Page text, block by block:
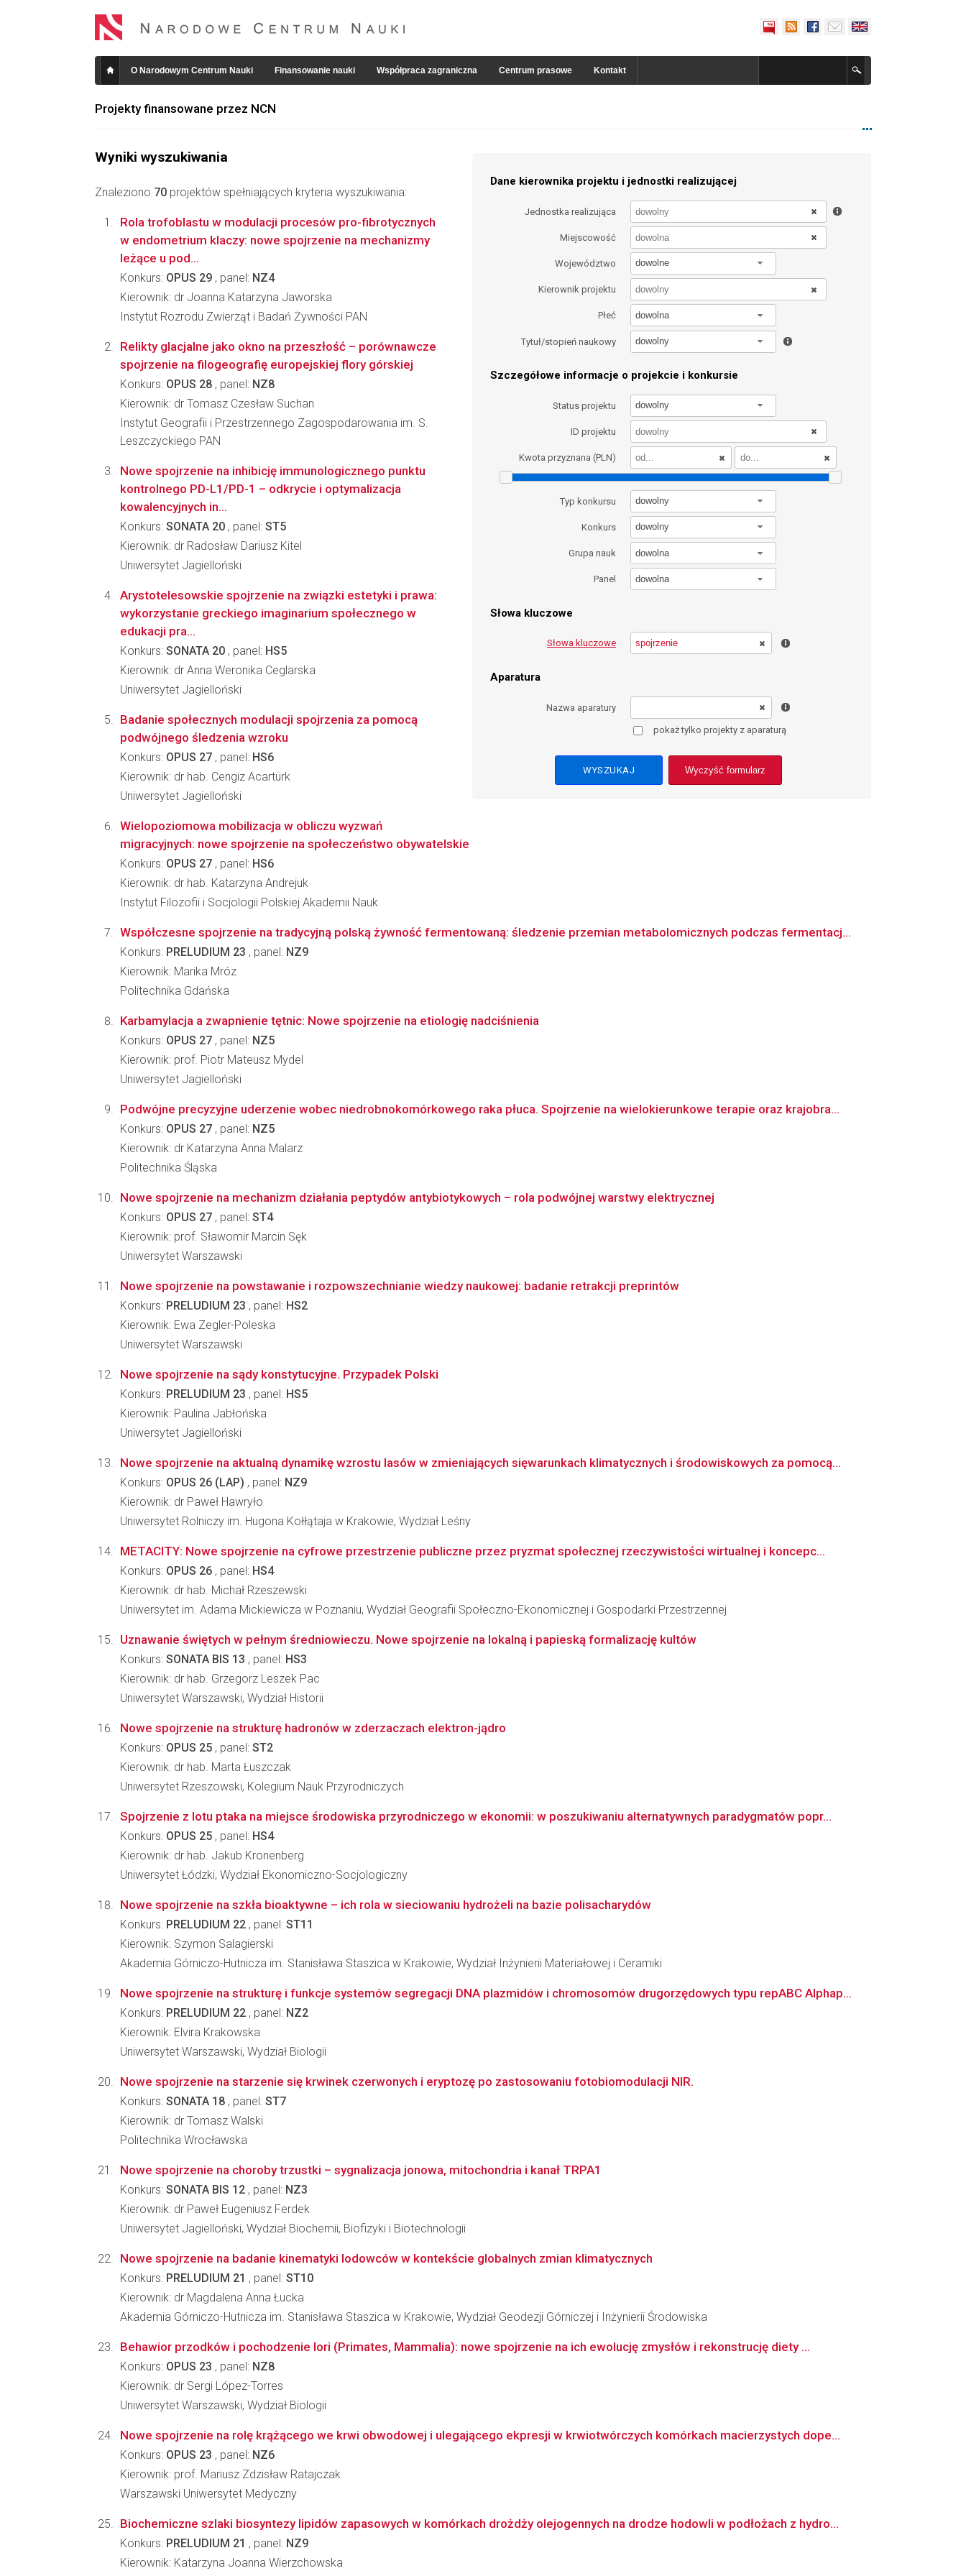
O Narodowym Centrum Nauki Finansowanie nauki Współpraca zagraniczna Centrum prasowe Kontakt
Projekty finansowane przez NCN
Wyniki wyszukiwania
Znaleziono 70 projektów spełniających kryteria wyszukiwania:
Dane kierownika projektu i jednostki realizującej
Jednostka realizująca
Miejscowość
Województwo dowolne
Kierownik projektu
Płeć dowolna
Tytuł/stopień naukowy dowolny
Szczegółowe informacje o projekcie i konkursie
Status projektu dowolny
ID projektu
Kwota przyznana (PLN)
Typ konkursu dowolny
Konkurs dowolny
Grupa nauk dowolna
Panel dowolna
Słowa kluczowe
Słowa kluczowe
Aparatura
Nazwa aparatury
pokaż tylko projekty z aparaturą
Wyczyść formularz
Rola trofoblastu w modulacji procesów pro-fibrotycznych
w endometrium klaczy: nowe spojrzenie na mechanizmy
leżące u pod...
Konkurs: OPUS 29 , panel: NZ4
Kierownik: dr Joanna Katarzyna Jaworska
Instytut Rozrodu Zwierząt i Badań Żywności PAN
Relikty glacjalne jako okno na przeszłość – porównawcze
spojrzenie na filogeografię europejskiej flory górskiej
Konkurs: OPUS 28 , panel: NZ8
Kierownik: dr Tomasz Czesław Suchan
Instytut Geografii i Przestrzennego Zagospodarowania im. S.
Leszczyckiego PAN
Nowe spojrzenie na inhibicję immunologicznego punktu
kontrolnego PD-L1/PD-1 – odkrycie i optymalizacja
kowalencyjnych in...
Konkurs: SONATA 20 , panel: ST5
Kierownik: dr Radosław Dariusz Kitel
Uniwersytet Jagielloński
Arystotelesowskie spojrzenie na związki estetyki i prawa:
wykorzystanie greckiego imaginarium społecznego w
edukacji pra...
Konkurs: SONATA 20 , panel: HS5
Kierownik: dr Anna Weronika Ceglarska
Uniwersytet Jagielloński
Badanie społecznych modulacji spojrzenia za pomocą
podwójnego śledzenia wzroku
Konkurs: OPUS 27 , panel: HS6
Kierownik: dr hab. Cengiz Acartürk
Uniwersytet Jagielloński
Wielopoziomowa mobilizacja w obliczu wyzwań
migracyjnych: nowe spojrzenie na społeczeństwo obywatelskie
Konkurs: OPUS 27 , panel: HS6
Kierownik: dr hab. Katarzyna Andrejuk
Instytut Filozofii i Socjologii Polskiej Akademii Nauk
Współczesne spojrzenie na tradycyjną polską żywność fermentowaną: śledzenie przemian metabolomicznych podczas fermentacj...
Konkurs: PRELUDIUM 23 , panel: NZ9
Kierownik: Marika Mróz
Politechnika Gdańska
Karbamylacja a zwapnienie tętnic: Nowe spojrzenie na etiologię nadciśnienia
Konkurs: OPUS 27 , panel: NZ5
Kierownik: prof. Piotr Mateusz Mydel
Uniwersytet Jagielloński
Podwójne precyzyjne uderzenie wobec niedrobnokomórkowego raka płuca. Spojrzenie na wielokierunkowe terapie oraz krajobra...
Konkurs: OPUS 27 , panel: NZ5
Kierownik: dr Katarzyna Anna Malarz
Politechnika Śląska
Nowe spojrzenie na mechanizm działania peptydów antybiotykowych – rola podwójnej warstwy elektrycznej
Konkurs: OPUS 27 , panel: ST4
Kierownik: prof. Sławomir Marcin Sęk
Uniwersytet Warszawski
Nowe spojrzenie na powstawanie i rozpowszechnianie wiedzy naukowej: badanie retrakcji preprintów
Konkurs: PRELUDIUM 23 , panel: HS2
Kierownik: Ewa Zegler-Poleska
Uniwersytet Warszawski
Nowe spojrzenie na sądy konstytucyjne. Przypadek Polski
Konkurs: PRELUDIUM 23 , panel: HS5
Kierownik: Paulina Jabłońska
Uniwersytet Jagielloński
Nowe spojrzenie na aktualną dynamikę wzrostu lasów w zmieniających sięwarunkach klimatycznych i środowiskowych za pomocą...
Konkurs: OPUS 26 (LAP) , panel: NZ9
Kierownik: dr Paweł Hawryło
Uniwersytet Rolniczy im. Hugona Kołłątaja w Krakowie, Wydział Leśny
METACITY: Nowe spojrzenie na cyfrowe przestrzenie publiczne przez pryzmat społecznej rzeczywistości wirtualnej i koncepc...
Konkurs: OPUS 26 , panel: HS4
Kierownik: dr hab. Michał Rzeszewski
Uniwersytet im. Adama Mickiewicza w Poznaniu, Wydział Geografii Społeczno-Ekonomicznej i Gospodarki Przestrzennej
Uznawanie świętych w pełnym średniowieczu. Nowe spojrzenie na lokalną i papieską formalizację kultów
Konkurs: SONATA BIS 13 , panel: HS3
Kierownik: dr hab. Grzegorz Leszek Pac
Uniwersytet Warszawski, Wydział Historii
Nowe spojrzenie na strukturę hadronów w zderzaczach elektron-jądro
Konkurs: OPUS 25 , panel: ST2
Kierownik: dr hab. Marta Łuszczak
Uniwersytet Rzeszowski, Kolegium Nauk Przyrodniczych
Spojrzenie z lotu ptaka na miejsce środowiska przyrodniczego w ekonomii: w poszukiwaniu alternatywnych paradygmatów popr...
Konkurs: OPUS 25 , panel: HS4
Kierownik: dr hab. Jakub Kronenberg
Uniwersytet Łódzki, Wydział Ekonomiczno-Socjologiczny
Nowe spojrzenie na szkła bioaktywne – ich rola w sieciowaniu hydrożeli na bazie polisacharydów
Konkurs: PRELUDIUM 22 , panel: ST11
Kierownik: Szymon Salagierski
Akademia Górniczo-Hutnicza im. Stanisława Staszica w Krakowie, Wydział Inżynierii Materiałowej i Ceramiki
Nowe spojrzenie na strukturę i funkcje systemów segregacji DNA plazmidów i chromosomów drugorzędowych typu repABC Alphap...
Konkurs: PRELUDIUM 22 , panel: NZ2
Kierownik: Elvira Krakowska
Uniwersytet Warszawski, Wydział Biologii
Nowe spojrzenie na starzenie się krwinek czerwonych i eryptozę po zastosowaniu fotobiomodulacji NIR.
Konkurs: SONATA 18 , panel: ST7
Kierownik: dr Tomasz Walski
Politechnika Wrocławska
Nowe spojrzenie na choroby trzustki – sygnalizacja jonowa, mitochondria i kanał TRPA1
Konkurs: SONATA BIS 12 , panel: NZ3
Kierownik: dr Paweł Eugeniusz Ferdek
Uniwersytet Jagielloński, Wydział Biochemii, Biofizyki i Biotechnologii
Nowe spojrzenie na badanie kinematyki lodowców w kontekście globalnych zmian klimatycznych
Konkurs: PRELUDIUM 21 , panel: ST10
Kierownik: dr Magdalena Anna Łucka
Akademia Górniczo-Hutnicza im. Stanisława Staszica w Krakowie, Wydział Geodezji Górniczej i Inżynierii Środowiska
Behawior przodków i pochodzenie lori (Primates, Mammalia): nowe spojrzenie na ich ewolucję zmysłów i rekonstrucję diety ...
Konkurs: OPUS 23 , panel: NZ8
Kierownik: dr Sergi López-Torres
Uniwersytet Warszawski, Wydział Biologii
Nowe spojrzenie na rolę krążącego we krwi obwodowej i ulegającego ekpresji w krwiotwórczych komórkach macierzystych dope...
Konkurs: OPUS 23 , panel: NZ6
Kierownik: prof. Mariusz Zdzisław Ratajczak
Warszawski Uniwersytet Medyczny
Biochemiczne szlaki biosyntezy lipidów zapasowych w komórkach drożdży olejogennych na drodze hodowli w podłożach z hydro...
Konkurs: PRELUDIUM 21 , panel: NZ9
Kierownik: Katarzyna Joanna Wierzchowska